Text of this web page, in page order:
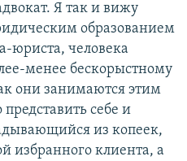
Я так и вижу
образованием
юриста, человека
менее бескорыстному
они занимаются этим
себе и
из копеек,
избранного клиента, а